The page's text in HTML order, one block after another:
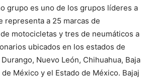
grupo es uno de los grupos líderes a
representa a 25 marcas de
motocicletas y tres de neumáticos a
ubicados en los estados de
Nuevo León, Chihuahua, Baja
México y el Estado de México. Bajaj